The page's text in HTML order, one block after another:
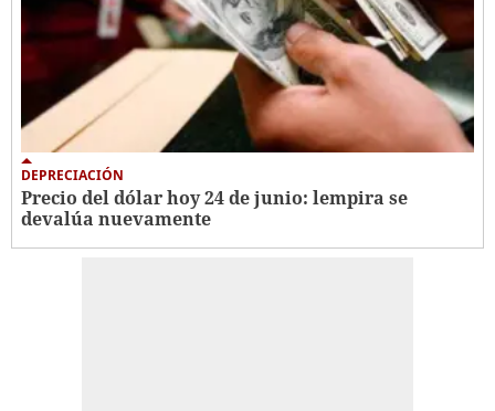
DEPRECIACIÓN
Precio del dólar hoy 24 de junio: lempira se
devalúa nuevamente